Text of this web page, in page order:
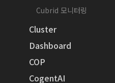
Cubrid 모니터링
Cluster
Dashboard
COP
CogentAI